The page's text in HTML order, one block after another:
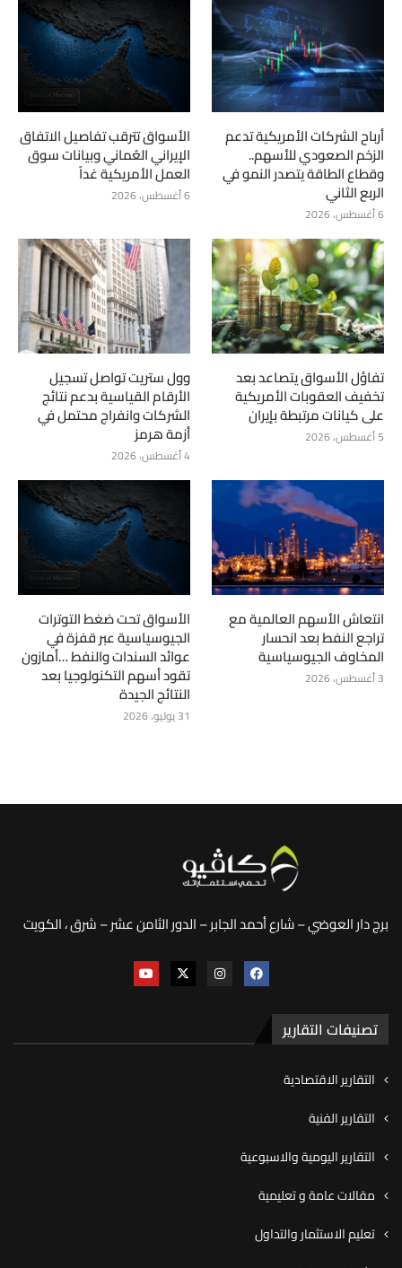
أرباح الشركات الأمريكية تدعم
الزخم الصعودي للأسهم..
وقطاع الطاقة يتصدر النمو في
الربع الثاني
6 أغسطس، 2026
الأسواق تترقب تفاصيل الاتفاق
الإيراني العُماني وبيانات سوق
العمل الأمريكية غداً
6 أغسطس، 2026
تفاؤل الأسواق يتصاعد بعد
تخفيف العقوبات الأمريكية
على كيانات مرتبطة بإيران
5 أغسطس، 2026
وول ستريت تواصل تسجيل
الأرقام القياسية بدعم نتائج
الشركات وانفراج محتمل في
أزمة هرمز
4 أغسطس، 2026
انتعاش الأسهم العالمية مع
تراجع النفط بعد انحسار
المخاوف الجيوسياسية
3 أغسطس، 2026
الأسواق تحت ضغط التوترات
الجيوسياسية عبر قفزة في
عوائد السندات والنفط …أمازون
تقود أسهم التكنولوجيا بعد
النتائج الجيدة
31 يوليو، 2026
برج دار العوضي – شارع أحمد الجابر – الدور الثامن عشر – شرق ، الكويت
تصنيفات التقارير
التقارير الاقتصادية
التقارير الفنية
التقارير اليومية والاسبوعية
مقالات عامة و تعليمية
تعليم الاستثمار والتداول